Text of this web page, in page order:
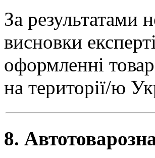
За результатами
висновки
оформленні
на території/ю
8.